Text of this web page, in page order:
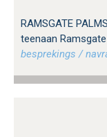
RAMSGATE
teenaan
besprekings /